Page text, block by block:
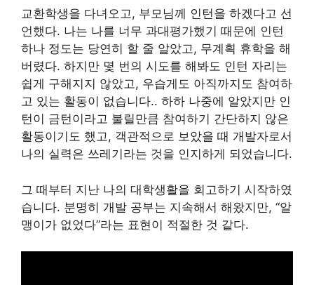
교환학생을 다녀오고, 부모님께 인턴을 하겠다고 선
언했다. 나는 나를 너무 과대평가했기 때문에 인턴
하나 정도는 당연히 할 줄 알았고, 무계획 휴학을 해
버렸다. 하지만 몇 번의 시도를 해봐도 인턴 자리는
쉽게 구해지지 않았고, 우습게도 아직까지도 참여하
고 있는 활동이 없습니다.. 하하 나중에 알았지만 인
턴이 금턴이라고 불릴만큼 참여하기 간단하지 않은
활동이기도 했고, 객관적으로 보았을 때 개발자로서
나의 실력은 쓰레기라는 것을 인지하게 되었습니다.
그 때부터 지난 나의 대학생활을 회고하기 시작하였
습니다. 분명히 개발 공부는 지속해서 해왔지만, “알
맹이가 없었다”라는 표현이 적절한 것 같다.